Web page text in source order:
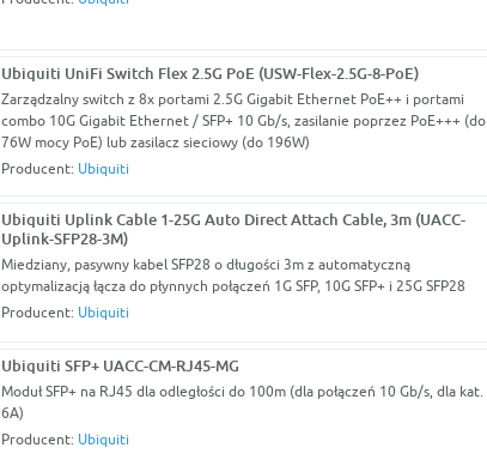
Ubiquiti UniFi Switch Flex 2.5G PoE (USW-Flex-2.5G-8-PoE)
Zarządzalny switch z 8x portami 2.5G Gigabit Ethernet PoE++ i portami
combo 10G Gigabit Ethernet / SFP+ 10 Gb/s, zasilanie poprzez PoE+++ (do
76W mocy PoE) lub zasilacz sieciowy (do 196W)
Producent: Ubiquiti
Ubiquiti Uplink Cable 1-25G Auto Direct Attach Cable, 3m (UACC-
Uplink-SFP28-3M)
Miedziany, pasywny kabel SFP28 o długości 3m z automatyczną
optymalizacją łącza do płynnych połączeń 1G SFP, 10G SFP+ i 25G SFP28
Producent: Ubiquiti
Ubiquiti SFP+ UACC-CM-RJ45-MG
Moduł SFP+ na RJ45 dla odległości do 100m (dla połączeń 10 Gb/s, dla kat.
6A)
Producent: Ubiquiti